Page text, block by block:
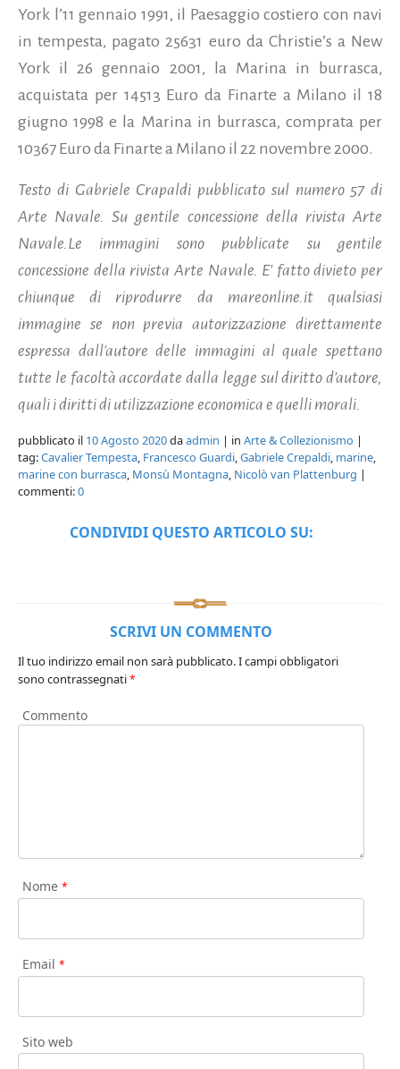
York l’11 gennaio 1991, il Paesaggio costiero con navi
in tempesta, pagato 25631 euro da Christie’s a New
York il 26 gennaio 2001, la Marina in burrasca,
acquistata per 14513 Euro da Finarte a Milano il 18
giugno 1998 e la Marina in burrasca, comprata per
10367 Euro da Finarte a Milano il 22 novembre 2000.
Testo di Gabriele Crapaldi pubblicato sul numero 57 di
Arte Navale. Su gentile concessione della rivista Arte
Navale.Le immagini sono pubblicate su gentile
concessione della rivista Arte Navale. E' fatto divieto per
chiunque di riprodurre da mareonline.it qualsiasi
immagine se non previa autorizzazione direttamente
espressa dall'autore delle immagini al quale spettano
tutte le facoltà accordate dalla legge sul diritto d'autore,
quali i diritti di utilizzazione economica e quelli morali.
pubblicato il 10 Agosto 2020daadmin | in Arte & Collezionismo |
tag:Cavalier Tempesta Francesco Guardi Gabriele Crepaldi marine
marine con burrasca Monsù Montagna Nicolò van Plattenburg |
commenti:0
CONDIVIDI QUESTO ARTICOLO SU:
SCRIVI UN COMMENTO
Il tuo indirizzo email non sarà pubblicato.I campi obbligatori
sono contrassegnati*
Commento
Nome *
Email *
Sito web